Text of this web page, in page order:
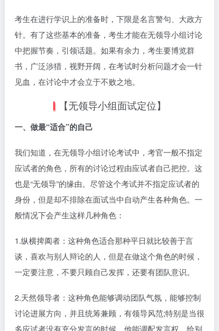
考生在进行学识上的准备时，下限是名言警句、大政方
针。有了这些基本的准备，考生才能在无领导小组讨论
中把握节奏，引领话题。如果有余力，考生要博览群
书，广泛涉猎，视野开阔，在考试时分析问题才会一针
见血，在讨论中才会立于不败之地。
【无领导小组面试定位】
一、做最“适合”的自己
我们知道，在无领导小组讨论考试中，考官一般不指定
应试者的角色，所有的讨论过程由应试者自己把控。这
也是“无领导”的缘由。尽管这个考试并不指定应试者的
身份，但是却不排除在面试当中自动产生各种角色。一
般情况下会产生这样几种角色：
1.纵横捭阖者：这种角色适合那种平日就比较善于言
谈，喜欢与别人辩论的人，但是在做这个角色的时候，
一定要注意，不要只顾自己发挥，还要有团队意识。
2.天然领导者：这种角色能够调动团队气氛，能够控制
讨论进展方向，并且统筹兼顾，有领导风范;特别是当很